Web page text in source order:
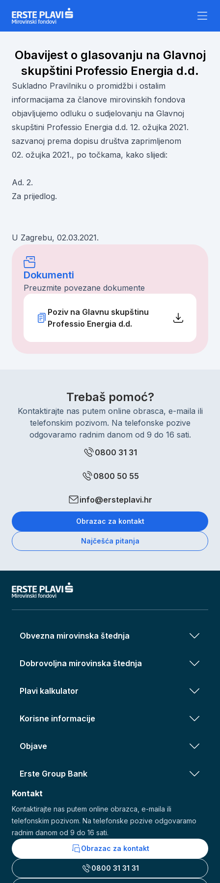
Obavijest o glasovanju na Glavnoj
skupštini Professio Energia d.d.
Sukladno Pravilniku o promidžbi i ostalim
informacijama za članove mirovinskih fondova
objavljujemo odluku o sudjelovanju na Glavnoj
skupštini Professio Energia d.d. 12. ožujka 2021.
sazvanoj prema dopisu društva zaprimljenom
02. ožujka 2021., po točkama, kako slijedi:
Ad. 2.
Za prijedlog.
U Zagrebu, 02.03.2021.
Dokumenti
Preuzmite povezane dokumente
Poziv na Glavnu skupštinu
Professio Energia d.d.
Trebaš pomoć?
Kontaktirajte nas putem online obrasca, e-maila ili
telefonskim pozivom. Na telefonske pozive
odgovaramo radnim danom od 9 do 16 sati.
0800 31 31
0800 50 55
info@ersteplavi.hr
Obrazac za kontakt
Najčešća pitanja
Obvezna mirovinska štednja
Dobrovoljna mirovinska štednja
Plavi kalkulator
Korisne informacije
Objave
Erste Group Bank
Kontakt
Kontaktirajte nas putem online obrazca, e-maila ili
telefonskim pozivom. Na telefonske pozive odgovaramo
radnim danom od 9 do 16 sati.
Obrazac za kontakt
0800 31 31 31